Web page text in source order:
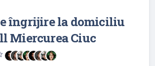
îngrijire la domiciliu
Miercurea Ciuc